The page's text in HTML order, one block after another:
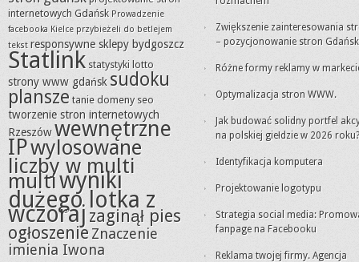
internetowych Gdańsk Prowadzenie
facebooka Kielce przybieżeli do betlejem
tekst responsywne sklepy bydgoszcz
Statlink statystyki lotto
strony www gdańsk sudoku
plansze tanie domeny seo
tworzenie stron internetowych
Rzeszówwewnętrzne
IPwylosowane
liczby w multi
multiwyniki
dużego lotka z
wczoraj zaginął pies
ogłoszenieZnaczenie
imienia Iwona
Zwiększenie zainteresowania
– pozycjonowanie stron Gdańsk
Różne formy reklamy w
Optymalizacja stron WWW.
Jak budować solidny portfel
na polskiej giełdzie w 2026 roku?
Identyfikacja komputera
Projektowanie logotypu
Strategia social media:
fanpage na Facebooku
Reklama twojej firmy. Agencja